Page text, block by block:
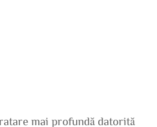
mai profundă datorită